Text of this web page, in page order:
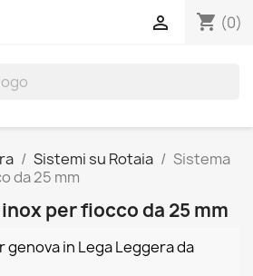
shopping_cart (0)

Sistemi su Rotaia
Sistema
da 25 mm
per fiocco da 25 mm
genova in Lega Leggera da